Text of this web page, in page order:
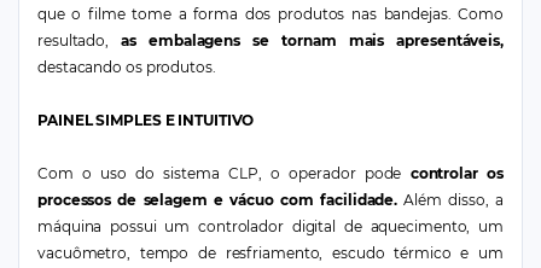
que o filme tome a forma dos produtos nas bandejas. Como
resultado,as embalagens se tornam mais apresentáveis,
destacando os produtos.
PAINEL SIMPLES E INTUITIVO
Com o uso do sistema CLP, o operador pode controlar os
processos de selagem e vácuo com facilidade. Além disso, a
máquina possui um controlador digital de aquecimento, um
vacuômetro, tempo de resfriamento, escudo térmico e um